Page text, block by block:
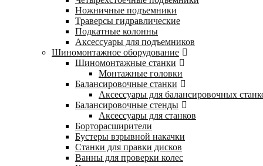
Ножничные подъемники
Траверсы гидравлические
Подкатные колонны
Аксессуары для подъемников
Шиномонтажное оборудование
Шиномонтажные станки
Монтажные головки
Балансировочные станки
Аксессуары для балансировочных
Балансировочные стенды
Аксессуары для станков
Борторасширители
Бустеры взрывной накачки
Станки для правки дисков
Ванны для проверки колес